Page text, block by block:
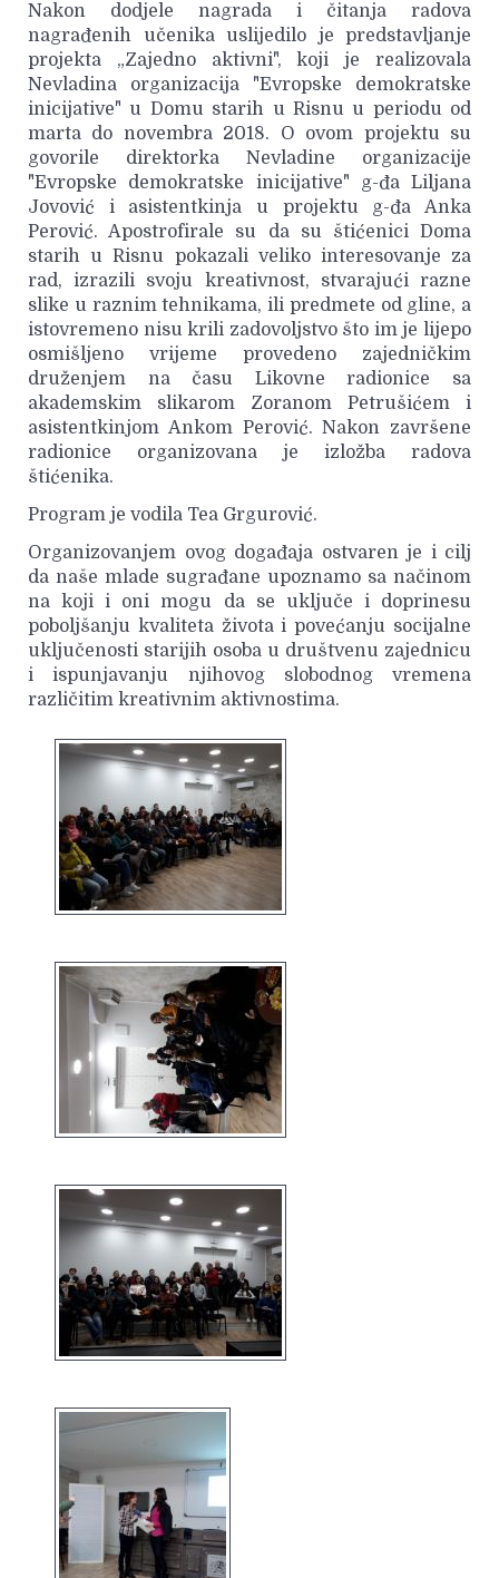
Nakon dodjele nagrada i čitanja radova
nagrađenih učenika uslijedilo je predstavljanje
projekta „Zajedno aktivni", koji je realizovala
Nevladina organizacija "Evropske demokratske
inicijative" u Domu starih u Risnu u periodu od
marta do novembra 2018. O ovom projektu su
govorile direktorka Nevladine organizacije
"Evropske demokratske inicijative" g-đa Liljana
Jovović i asistentkinja u projektu g-đa Anka
Perović. Apostrofirale su da su štićenici Doma
starih u Risnu pokazali veliko interesovanje za
rad, izrazili svoju kreativnost, stvarajući razne
slike u raznim tehnikama, ili predmete od gline, a
istovremeno nisu krili zadovoljstvo što im je lijepo
osmišljeno vrijeme provedeno zajedničkim
druženjem na času Likovne radionice sa
akademskim slikarom Zoranom Petrušićem i
asistentkinjom Ankom Perović. Nakon završene
radionice organizovana je izložba radova
štićenika.
Program je vodila Tea Grgurović.
Organizovanjem ovog događaja ostvaren je i cilj
da naše mlade sugrađane upoznamo sa načinom
na koji i oni mogu da se uključe i doprinesu
poboljšanju kvaliteta života i povećanju socijalne
uključenosti starijih osoba u društvenu zajednicu
i ispunjavanju njihovog slobodnog vremena
različitim kreativnim aktivnostima.